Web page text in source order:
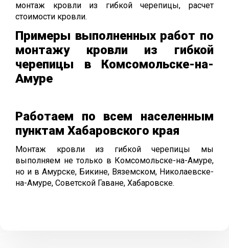
монтаж кровли из гибкой черепицы, расчет
стоимости кровли.
Примеры выполненных работ по
монтажу кровли из гибкой
черепицы в Комсомольске-на-
Амуре
Работаем по всем населенным
пунктам Хабаровского края
Монтаж кровли из гибкой черепицы мы
выполняем не только в Комсомольске-на-Амуре,
но и в Амурске, Бикине, Вяземском, Николаевске-
на-Амуре, Советской Гаване, Хабаровске.